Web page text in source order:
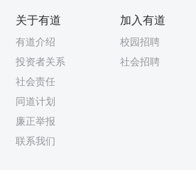
关于有道
有道介绍
投资者关系
社会责任
同道计划
廉正举报
联系我们
加入有道
校园招聘
社会招聘